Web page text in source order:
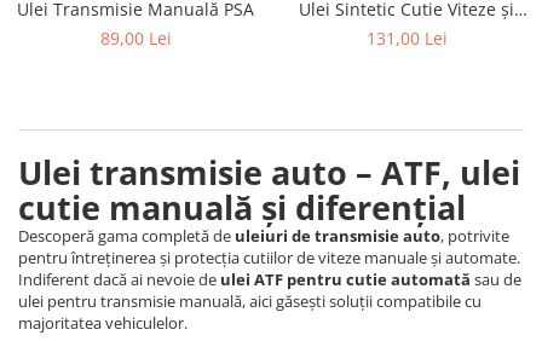
Ulei Transmisie Manuală PSA
89,00 Lei
Ulei Sintetic Cutie Viteze și
Transmisie
131,00 Lei
Ulei transmisie auto – ATF, ulei
cutie manuală și diferențial
Descoperă gama completă de uleiuri de transmisie auto, potrivite
pentru întreținerea și protecția cutiilor de viteze manuale și automate.
Indiferent dacă ai nevoie de ulei ATF pentru cutie automată sau de
ulei pentru transmisie manuală, aici găsești soluții compatibile cu
majoritatea vehiculelor.